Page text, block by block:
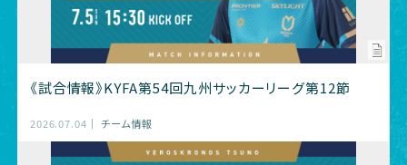
《試合情報》KYFA第54回九州サッカーリーグ第12節
2026.07.04 チーム情報